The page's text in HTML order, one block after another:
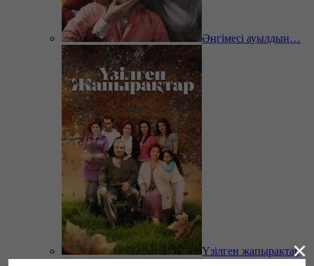
Әңгімесі ауылдың…
Үзілген жапырақтар×